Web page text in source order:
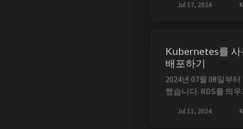
서 해결했던 경험이
Jul 17, 2024
Kubernetes를
배포하기
2024년 07월 08일부
했습니다. RDS를 띄
Kubernetes Cluster
Jul 11, 2024